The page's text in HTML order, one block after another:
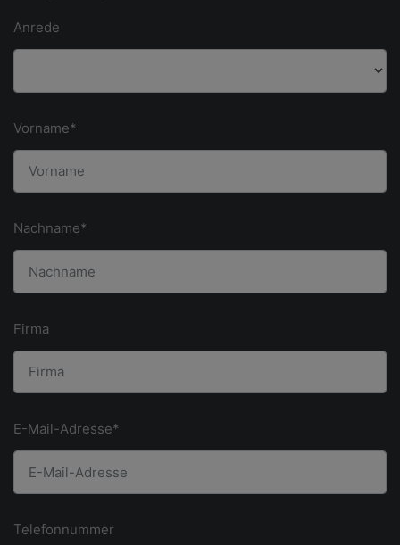
Anrede
Vorname*
Nachname*
Firma
E-Mail-Adresse*
Telefonnummer